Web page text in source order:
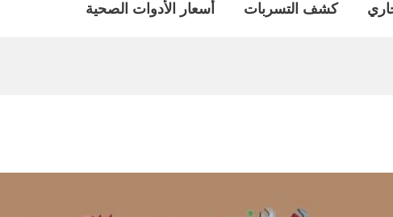
كشف التسربات أسعار الأدوات الصحية